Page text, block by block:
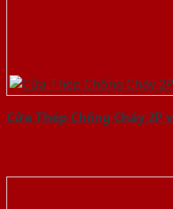
Cửa Thép Chống Cháy 2P